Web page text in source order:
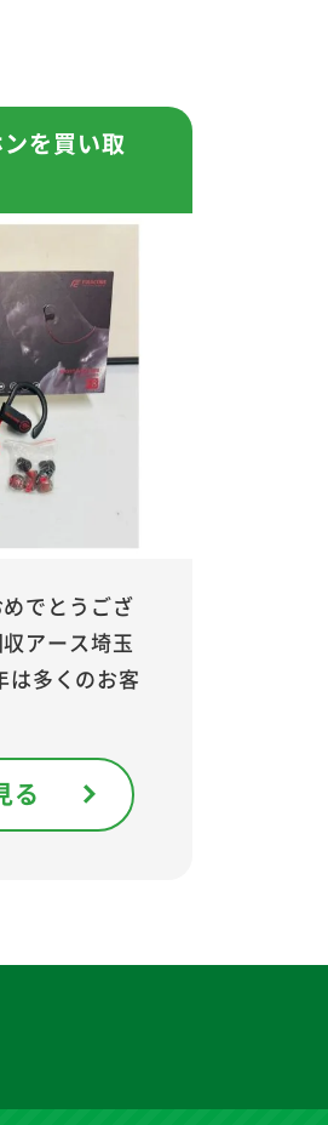
を買い取
でとうござ
アース埼玉
多くのお客
る